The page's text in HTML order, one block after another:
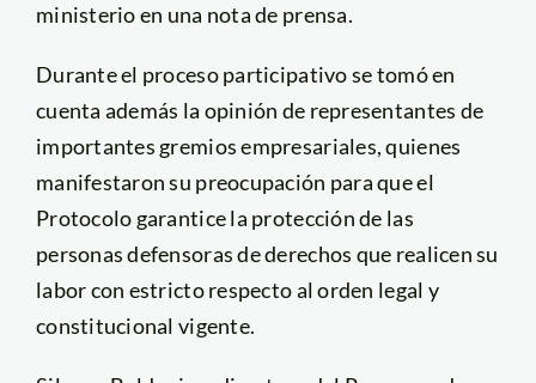
ministerio en una nota de prensa.
Durante el proceso participativo se tomó en
cuenta además la opinión de representantes de
importantes gremios empresariales, quienes
manifestaron su preocupación para que el
Protocolo garantice la protección de las
personas defensoras de derechos que realicen su
labor con estricto respecto al orden legal y
constitucional vigente.